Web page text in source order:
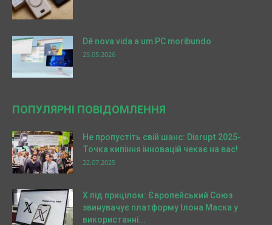
Dê nova vida a um PC moribundo
25.05.2026
ПОПУЛЯРНІ ПОВІДОМЛЕННЯ
Не пропустіть свій шанс: Disrupt 2025-
Точка кипіння інновацій чекає на вас!
22.07.2025
X під прицілом: Європейський Союз
звинувачує платформу Ілона Маска у
використанні...